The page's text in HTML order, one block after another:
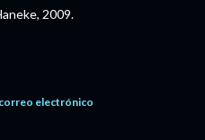
2009.
electrónico